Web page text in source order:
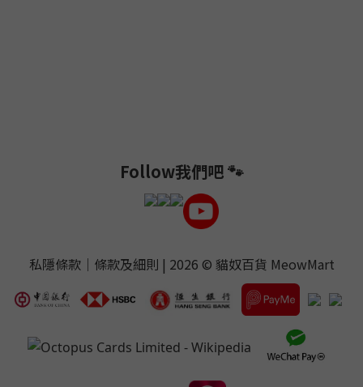
Follow我們吧 🐾
私隱條款｜ 條款及細則 | 2026 © 貓奴百貨 MeowMart